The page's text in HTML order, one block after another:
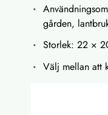
gården,
Storlek: 22 ×
Välj mellan att